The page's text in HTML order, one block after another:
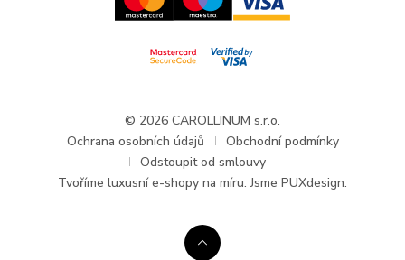
Aktuality a oznámení
© 2026 CAROLLINUM s.r.o.
Ochrana osobních údajů
Obchodní podmínky
Odstoupit od smlouvy
Tvoříme luxusní e-shopy na míru. Jsme PUXdesign.